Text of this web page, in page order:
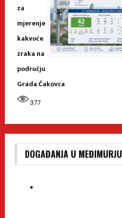
za
mjerenje
kakvoće
zraka na
području
Grada Čakovca
377
DOGAĐANJA U MEĐIMURJU